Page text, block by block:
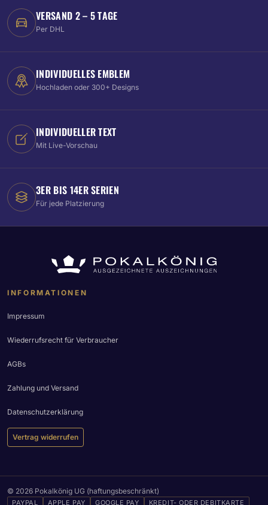
VERSAND 2 – 5 TAGE
Per DHL
INDIVIDUELLES EMBLEM
Hochladen oder 300+ Designs
INDIVIDUELLER TEXT
Mit Live-Vorschau
3ER BIS 14ER SERIEN
Für jede Platzierung
INFORMATIONEN
Impressum
Wiederrufsrecht für Verbraucher
AGBs
Zahlung und Versand
Datenschutzerklärung
Vertrag widerrufen
© 2026 Pokalkönig UG (haftungsbeschränkt)
PAYPAL APPLE PAY GOOGLE PAY KREDIT- ODER DEBITKARTE